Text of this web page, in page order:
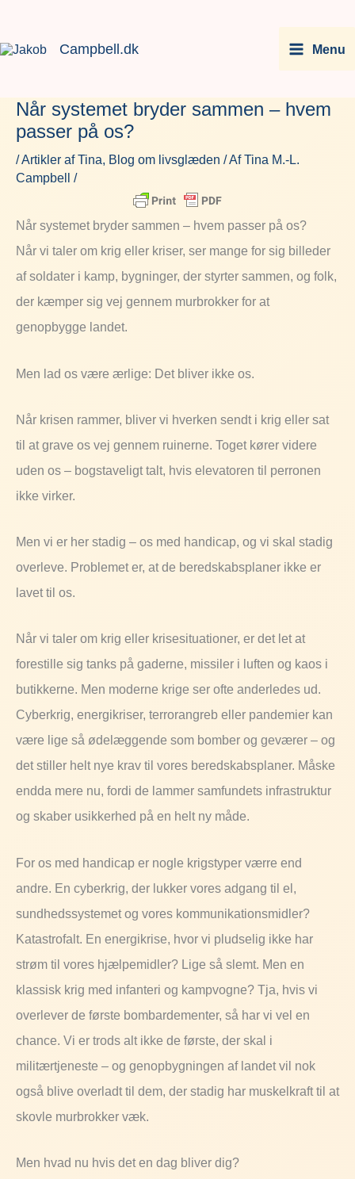
Campbell.dk Menu
Når systemet bryder sammen – hvem
passer på os?
/Artikler af Tina, Blog om livsglæden / AfTina M.-L.
Campbell /
Når systemet bryder sammen – hvem passer på os?
Når vi taler om krig eller kriser, ser mange for sig billeder
af soldater i kamp, bygninger, der styrter sammen, og folk,
der kæmper sig vej gennem murbrokker for at
genopbygge landet.
Men lad os være ærlige: Det bliver ikke os.
Når krisen rammer, bliver vi hverken sendt i krig eller sat
til at grave os vej gennem ruinerne. Toget kører videre
uden os – bogstaveligt talt, hvis elevatoren til perronen
ikke virker.
Men vi er her stadig – os med handicap, og vi skal stadig
overleve. Problemet er, at de beredskabsplaner ikke er
lavet til os.
Når vi taler om krig eller krisesituationer, er det let at
forestille sig tanks på gaderne, missiler i luften og kaos i
butikkerne. Men moderne krige ser ofte anderledes ud.
Cyberkrig, energikriser, terrorangreb eller pandemier kan
være lige så ødelæggende som bomber og geværer – og
detstiller helt nye krav til vores beredskabsplaner. Måske
endda mere nu, fordi de lammer samfundets infrastruktur
og skaber usikkerhed på en helt ny måde.
For os med handicap er nogle krigstyper værre end
andre. En cyberkrig, der lukker vores adgang til el,
sundhedssystemet og vores kommunikationsmidler?
Katastrofalt. En energikrise, hvor vi pludselig ikke har
strøm til vores hjælpemidler? Lige så slemt. Men en
klassisk krig med infanteri og kampvogne? Tja, hvis vi
overlever de første bombardementer, så har vi vel en
chance. Vi er trods alt ikke de første, der skal i
militærtjeneste – og genopbygningen af landet vil nok
også blive overladt til dem, der stadig har muskelkraft til at
skovle murbrokker væk.
Men hvad nu hvis det en dag bliver dig?